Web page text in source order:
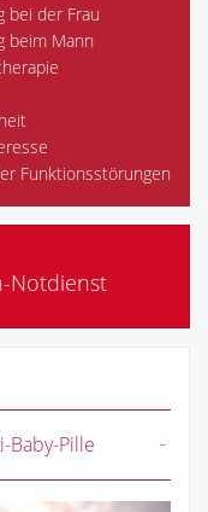
bei der Frau
beim Mann
Funktionsstörungen
Notdienst
Baby-Pille